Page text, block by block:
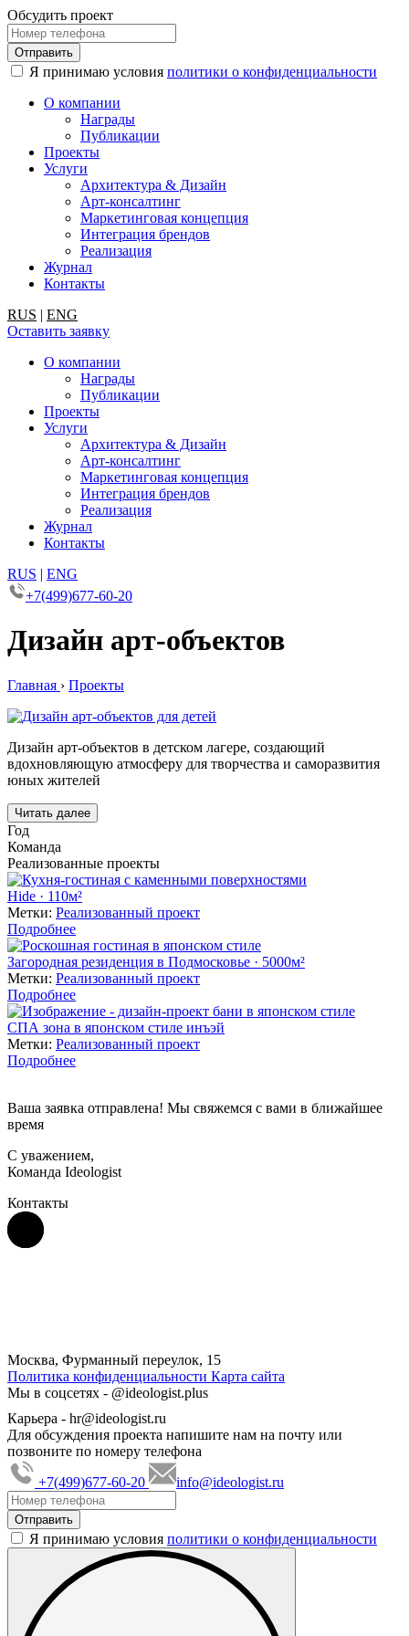
Обсудить проект
Я принимаю условия политики о конфиденциальности
О компании
Награды
Публикации
Проекты
Услуги
Архитектура & Дизайн
Арт-консалтинг
Маркетинговая концепция
Интеграция брендов
Реализация
Журнал
Контакты
RUS | ENG
Оставить заявку
О компании
Награды
Публикации
Проекты
Услуги
Архитектура & Дизайн
Арт-консалтинг
Маркетинговая концепция
Интеграция брендов
Реализация
Журнал
Контакты
RUS | ENG
+7(499)677-60-20
Дизайн арт-объектов
Главная › Проекты
Дизайн арт-объектов в детском лагере, создающий
вдохновляющую атмосферу для творчества и саморазвития
юных жителей
Читать далее
Год
Команда
Реализованные проекты
Hide · 110м²
Метки: Реализованный проект
Подробнее
Загородная резиденция в Подмосковье · 5000м²
Метки: Реализованный проект
Подробнее
СПА зона в японском стиле инъэй
Метки: Реализованный проект
Подробнее
Ваша заявка отправлена! Мы свяжемся с вами в ближайшее
время
С уважением,
Команда Ideologist
Контакты
Москва, Фурманный переулок, 15
Политика конфиденциальности Карта сайта
Мы в соцсетях - @ideologist.plus
Карьера - hr@ideologist.ru
Для обсуждения проекта напишите нам на почту или
позвоните по номеру телефона
+7(499)677-60-20
info@ideologist.ru
Я принимаю условия политики о конфиденциальности